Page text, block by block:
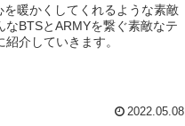
暖かくしてくれるような素敵
BTSとARMYを繋ぐ素敵なテ
介していきます。
2022.05.08